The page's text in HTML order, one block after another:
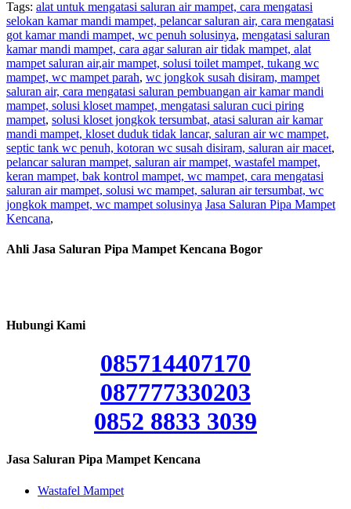
Tags: alat untuk mengatasi saluran air mampet, cara mengatasi
selokan kamar mandi mampet, pelancar saluran air, cara mengatasi
got kamar mandi mampet, wc penuh solusinya, mengatasi saluran
kamar mandi mampet, cara agar saluran air tidak mampet, alat
mampet saluran air,air mampet, solusi toilet mampet, tukang wc
mampet, wc mampet parah, wc jongkok susah disiram, mampet
saluran air, cara mengatasi saluran pembuangan air kamar mandi
mampet, solusi kloset mampet, mengatasi saluran cuci piring
mampet, solusi kloset jongkok tersumbat, atasi saluran air kamar
mandi mampet, kloset duduk tidak lancar, saluran air wc mampet,
septic tank wc penuh, kotoran wc susah disiram, saluran air macet,
pelancar saluran mampet, saluran air mampet, wastafel mampet,
keran mampet, bak kontrol mampet, wc mampet, cara mengatasi
saluran air mampet, solusi wc mampet, saluran air tersumbat, wc
jongkok mampet, wc mampet solusinya Jasa Saluran Pipa Mampet
Kencana,
Ahli Jasa Saluran Pipa Mampet Kencana Bogor
Hubungi Kami
085714407170
087777330203
0852 8833 3039
Jasa Saluran Pipa Mampet Kencana
Wastafel Mampet